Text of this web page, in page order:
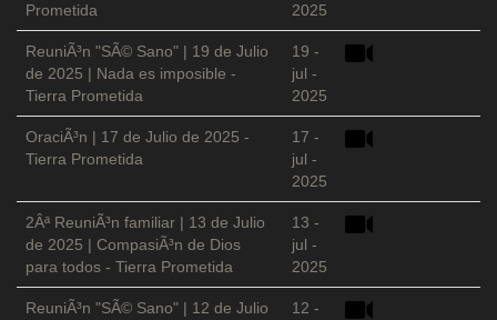
Prometida
2025
ReuniÃ³n "SÃ© Sano" | 19 de Julio
de 2025 | Nada es imposible -
Tierra Prometida
19 -
jul -
2025
OraciÃ³n | 17 de Julio de 2025 -
Tierra Prometida
17 -
jul -
2025
2Âª ReuniÃ³n familiar | 13 de Julio
de 2025 | CompasiÃ³n de Dios
para todos - Tierra Prometida
13 -
jul -
2025
ReuniÃ³n "SÃ© Sano" | 12 de Julio
12 -